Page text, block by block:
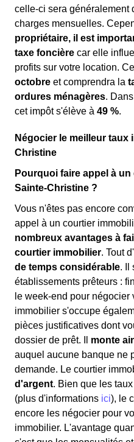
celle-ci sera généralement
charges mensuelles.
propriétaire, il est
taxe foncière car elle
profits sur votre location.
octobre et comprendra la
ordures ménagères.
cet impôt s'élève à 49 %.
Négocier le meilleur taux
Christine
Pourquoi faire appel à
Sainte-Christine ?
Vous n'êtes pas encore
appel à un courtier
nombreux avantages à
courtier immobilier. Tout
de temps considérable. Il
établissements prêteurs :
le week-end pour négocier
immobilier s'occupe
pièces justificatives dont
dossier de prêt. Il monte
auquel aucune banque ne
demande. Le courtier
d'argent. Bien que les
(plus d'informations ici), le
encore les négocier pour
immobilier. L'avantage